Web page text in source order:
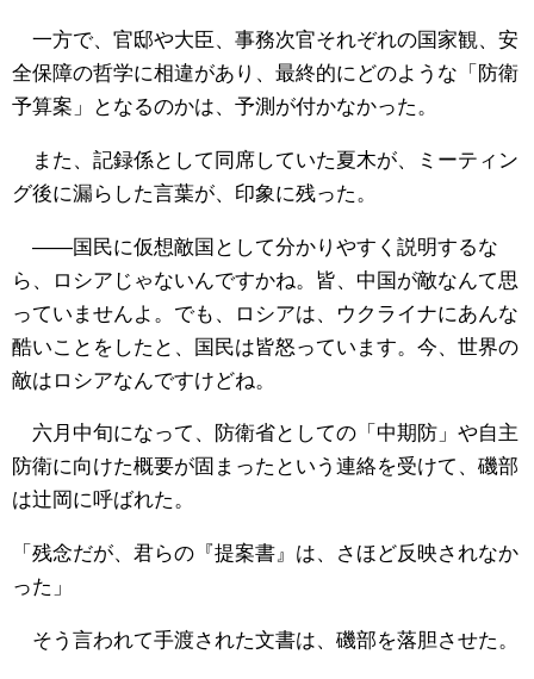
一方で、官邸や大臣、事務次官それぞれの国家観、安
全保障の哲学に相違があり、最終的にどのような「防衛
予算案」となるのかは、予測が付かなかった。
また、記録係として同席していた夏木が、ミーティン
グ後に漏らした言葉が、印象に残った。
――国民に仮想敵国として分かりやすく説明するな
ら、ロシアじゃないんですかね。皆、中国が敵なんて思
っていませんよ。でも、ロシアは、ウクライナにあんな
酷いことをしたと、国民は皆怒っています。今、世界の
敵はロシアなんですけどね。
六月中旬になって、防衛省としての「中期防」や自主
防衛に向けた概要が固まったという連絡を受けて、磯部
は辻岡に呼ばれた。
「残念だが、君らの『提案書』は、さほど反映されなか
った」
そう言われて手渡された文書は、磯部を落胆させた。